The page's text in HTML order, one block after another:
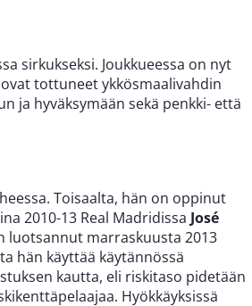
sirkukseksi. Joukkueessa on nyt
tottuneet ykkösmaalivahdin
ja hyväksymään sekä penkki- että
Toisaalta, hän on oppinut
2010-13 Real Madridissa José
luotsannut marraskuusta 2013
hän käyttää käytännössä
kautta, eli riskitaso pidetään
Hyökkäyksissä